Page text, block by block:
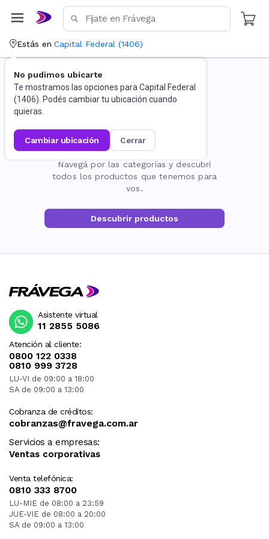
Estás en Capital Federal (1406)
No pudimos ubicarte
Te mostramos las opciones para Capital Federal
(1406). Podés cambiar tu ubicación cuando
quieras.
cambiar ubicación cerrar
La página no existe
Navegá por las categorías y descubrí
todos los productos que tenemos para
vos.
Descubrir productos
Atención al cliente:
0800 122 0338
0810 999 3728
LU-VI de 09:00 a 18:00
SA de 09:00 a 13:00
Cobranza de créditos:
cobranzas@fravega.com.ar
Servicios a empresas:
Ventas corporativas
Venta telefónica:
0810 333 8700
LU-MIE de 08:00 a 23:59
JUE-VIE de 08:00 a 20:00
SA de 09:00 a 13:00
Asistente virtual
11 2855 5086